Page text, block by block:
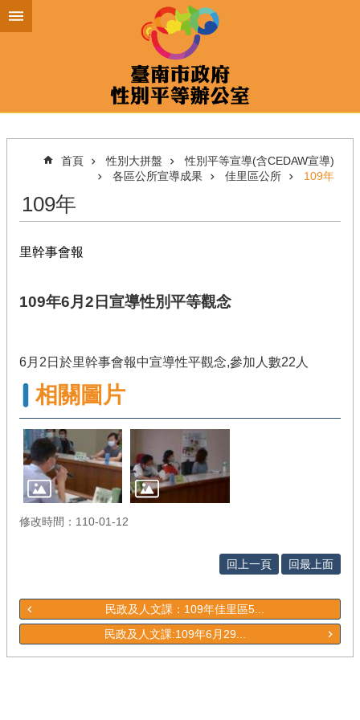
跳到主要內容區塊
首頁 性別大拼盤
性別平等宣導(含CEDAW宣導)
各區公所宣導成果
佳里區公所 109年
109年
里幹事會報
109年6月2日宣導性別平等觀念
6月2日於里幹事會報中宣導性平觀念,參加人數22人
相關圖片
修改時間：110-01-12
回上一頁 回最上面
民政及人文課：109年佳里區5...
民政及人文課:109年6月29...